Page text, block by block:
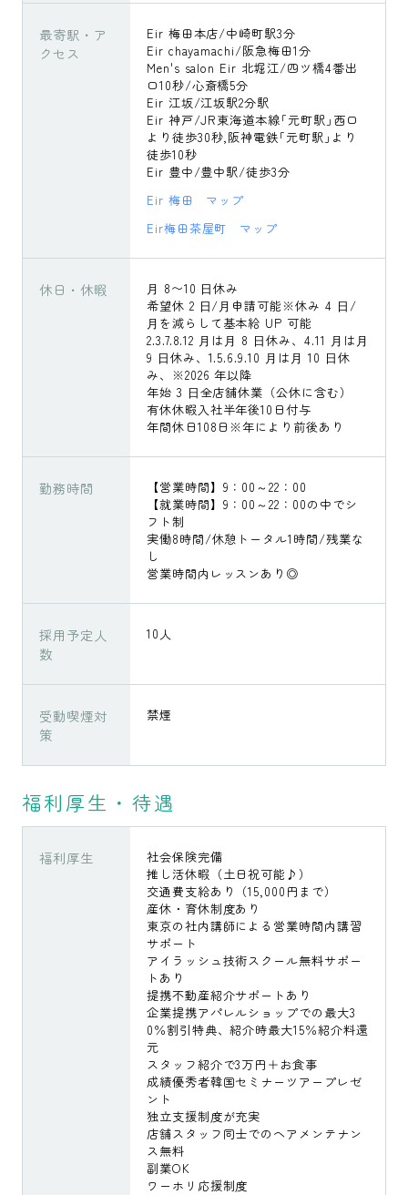
最寄駅・ア
クセス
Eir 梅田本店/中崎町駅3分
Eir chayamachi/阪急梅田1分
Men's salon Eir 北堀江/四ツ橋4番出
口10秒/心斎橋5分
Eir 江坂/江坂駅2分駅
Eir 神戸/JR東海道本線｢元町駅｣西口
より徒歩30秒,阪神電鉄｢元町駅｣より
徒歩10秒
Eir 豊中/豊中駅/徒歩3分
Eir 梅田 マップ
Eir梅田茶屋町 マップ
休日・休暇
⽉ 8〜10 ⽇休み
希望休 2 ⽇/⽉申請可能※休み 4 ⽇/
⽉を減らして基本給 UP 可能
2.3.7.8.12 ⽉は⽉ 8 ⽇休み、4.11 ⽉は⽉
9 ⽇休み、1.5.6.9.10 ⽉は⽉ 10 ⽇休
み、※2026 年以降
年始 3 ⽇全店舗休業（公休に含む）
有休休暇入社半年後10日付与
年間休日108日※年により前後あり
勤務時間
【営業時間】9：00～22：00
【就業時間】9：00～22：00の中でシ
フト制
実働8時間/休憩トータル1時間/残業な
し
営業時間内レッスンあり◎
採用予定人
数
10人
受動喫煙対
策
禁煙
福利厚生・待遇
福利厚生
社会保険完備
推し活休暇（土日祝可能♪）
交通費支給あり（15,000円まで）
産休・育休制度あり
東京の社内講師による営業時間内講習
サポート
アイラッシュ技術スクール無料サポー
トあり
提携不動産紹介サポートあり
企業提携アパレルショップでの最大3
0％割引特典、紹介時最大15％紹介料還
元
スタッフ紹介で3万円＋お食事
成績優秀者韓国セミナーツアープレゼ
ント
独立支援制度が充実
店舗スタッフ同士でのヘアメンテナン
ス無料
副業OK
ワーホリ応援制度